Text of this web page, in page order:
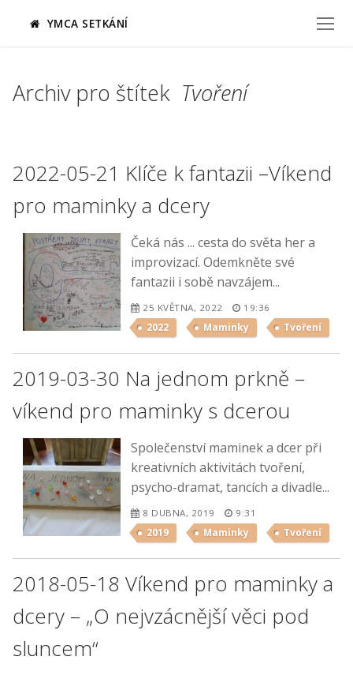
YMCA SETKÁNÍ
Archiv pro štítek Tvoření
2022-05-21 Klíče k fantazii –Víkend
pro maminky a dcery
Čeká nás ... cesta do světa her a
improvizací. Odemkněte své
fantazii i sobě navzájem...
25 KVĚTNA, 2022 19:36
2022 Maminky Tvoření
2019-03-30 Na jednom prkně –
víkend pro maminky s dcerou
Společenství maminek a dcer při
kreativních aktivitách tvoření,
psycho-dramat, tancích a divadle...
8 DUBNA, 2019 9:31
2019 Maminky Tvoření
2018-05-18 Víkend pro maminky a
dcery – „O nejvzácnější věci pod
sluncem“